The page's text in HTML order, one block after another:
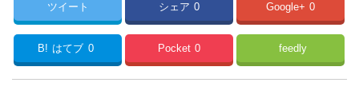
ツイート シェア 0 Google+ 0
B! はてブ 0 Pocket 0 feedly